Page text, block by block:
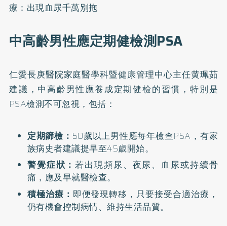
療：出現血尿千萬別拖
中高齡男性應定期健檢測PSA
仁愛長庚醫院家庭醫學科暨健康管理中心主任黄珮茹
建議，中高齡男性應養成定期健檢的習慣，特別是
PSA檢測不可忽視，包括：
定期篩檢： 50歲以上男性應每年檢查PSA，有家
族病史者建議提早至45歲開始。
警覺症狀：若出現頻尿、夜尿、血尿或持續骨
痛，應及早就醫檢查。
積極治療： 即便發現轉移，只要接受合適治療，
仍有機會控制病情、維持生活品質。